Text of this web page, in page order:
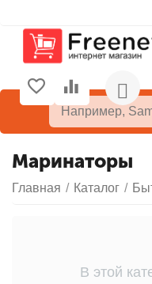
Маринаторы
Главная / Каталог /
В этой